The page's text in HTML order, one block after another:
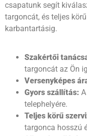
csapatunk segít
targoncát, és teljes
karbantartásig.
Szakértői
targoncát az Ön
Versenyképes
Gyors szállítás:
telephelyére.
Teljes körű
targonca hosszú